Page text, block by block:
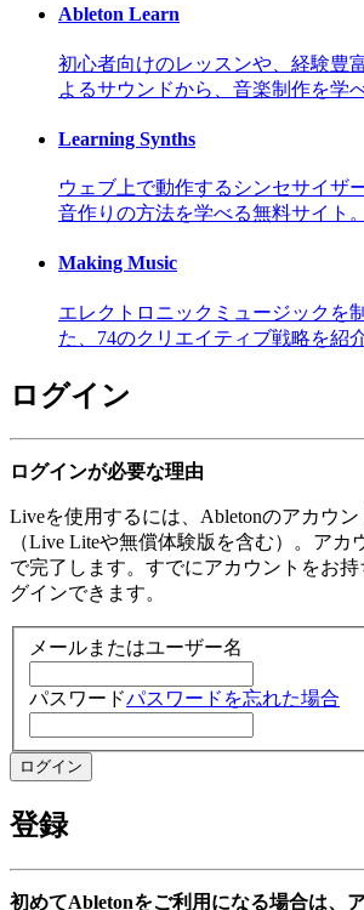
Ableton Learn
初心者向けのレッスンや、経験豊
よるサウンドから、音楽制作を学
Learning Synths
ウェブ上で動作するシンセサイザ
音作りの方法を学べる無料サイト。
Making Music
エレクトロニックミュージックを
た、74のクリエイティブ戦略を紹介
ログイン
ログインが必要な理由
Liveを使用するには、Abletonのアカウ
（Live Liteや無償体験版を含む）。アカ
で完了します。すでにアカウントをお
グインできます。
メールまたはユーザー名
パスワードパスワードを忘れた場合
登録
初めてAbletonをご利用になる場合は、